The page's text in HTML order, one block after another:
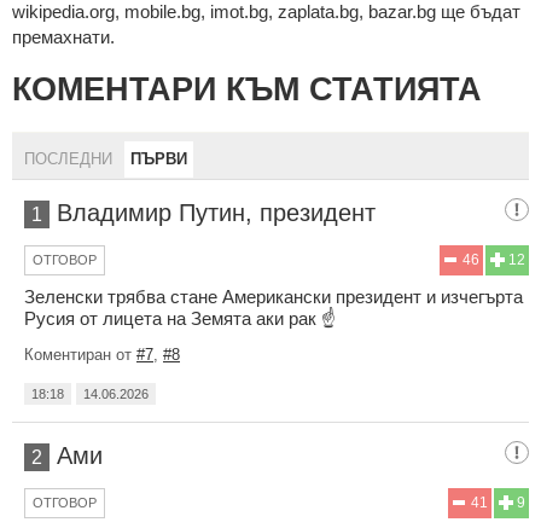
wikipedia.org, mobile.bg, imot.bg, zaplata.bg, bazar.bg ще бъдат
премахнати.
КОМЕНТАРИ КЪМ СТАТИЯТА
ПОСЛЕДНИ ПЪРВИ
1 Владимир Путин, президент
12
46
ОТГОВОР
Зеленски трябва стане Американски президент и изчегърта
Русия от лицета на Земята аки рак ☝️
Коментиран от #7, #8
18:18 14.06.2026
2 Ами
9
41
ОТГОВОР